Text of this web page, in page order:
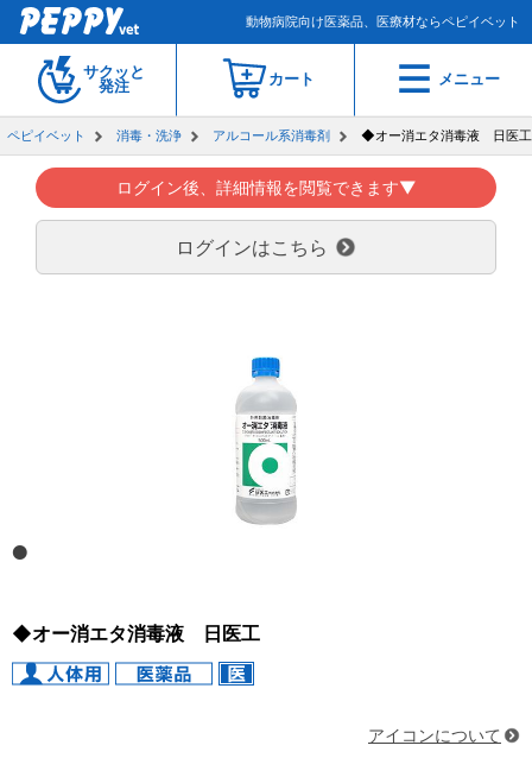
動物病院向け医薬品、医療材ならペピイベット
サクッと
発注
カート メニュー
ペピイベット 消毒・洗浄 アルコール系消毒剤 ◆オー消エタ消毒液 日医工
ログイン後、詳細情報を閲覧できます▼
ログインはこちら
◆オー消エタ消毒液 日医工
アイコンについて